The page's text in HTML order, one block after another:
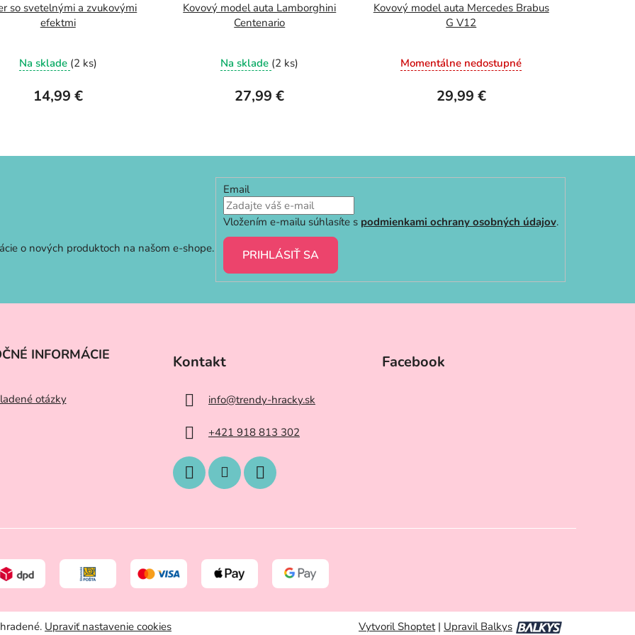
so svetelnými a zvukovými
efektmi
Na sklade (2 ks)
14,99 €
Kovový model auta Lamborghini
Centenario
Na sklade (2 ks)
27,99 €
Kovový model auta Mercedes Brabus
G V12
Momentálne nedostupné
29,99 €
o nových produktoch na našom e-shope.
Email
Vložením e-mailu súhlasíte s podmienkami ochrany osobných údajov.
PRIHLÁSIŤ SA
INFORMÁCIE
otázky
Kontakt
info@trendy-hracky.sk
+421 918 813 302
Facebook
Vytvoril Shoptet | Upravil Balkys
Upraviť nastavenie cookies